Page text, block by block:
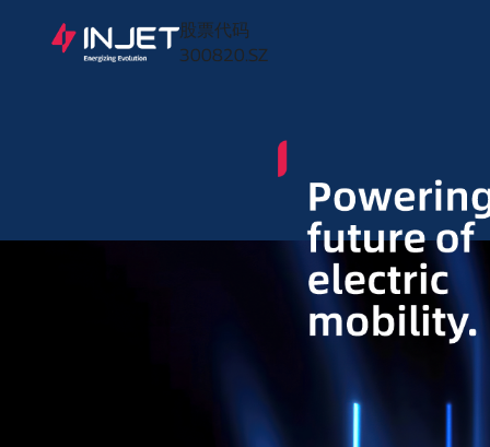
股票代码
300820.SZ